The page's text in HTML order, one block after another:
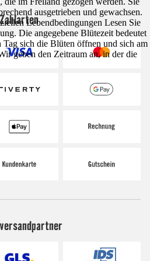
ausgetrieben und gewachsen.
Lebendbedingungen Lesen Sie
Die angegebene Blütezeit bedeutet
Tag sich die Blüten öffnen und sich am
geben den Zeitraum an, in der die
Zahlarten